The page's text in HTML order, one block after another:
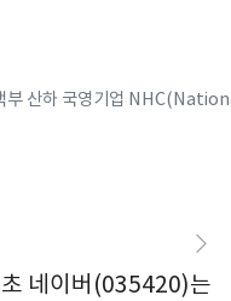
부 산하 국영기업
네이버(035420)는